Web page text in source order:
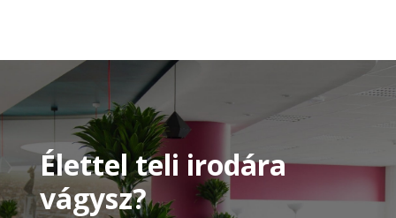
Élettel teli irodára
vágysz?